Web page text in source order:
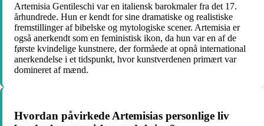
Artemisia Gentileschi var en italiensk barokmaler fra det 17.
århundrede. Hun er kendt for sine dramatiske og realistiske
fremstillinger af bibelske og mytologiske scener. Artemisia er
også anerkendt som en feministisk ikon, da hun var en af de
første kvindelige kunstnere, der formåede at opnå international
anerkendelse i et tidspunkt, hvor kunstverdenen primært var
domineret af mænd.
Hvordan påvirkede Artemisias personlige liv